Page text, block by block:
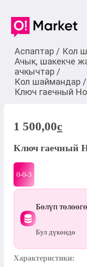
Аспаптар / Кол
Ачык, шакекче
ачкычтар /
Кол шаймандар /
Ключ гаечный
1 500,00c
Ключ гаечный
0-0-3
Бөлүп
Бул дүкөндө
Характеристики: